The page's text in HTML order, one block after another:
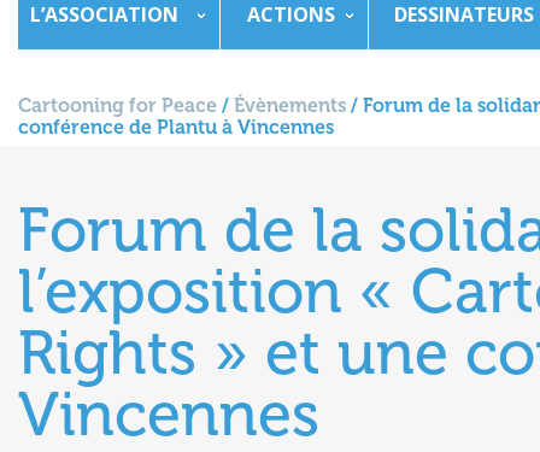
L’ASSOCIATION ACTIONS DESSINATEURS
Cartooning for Peace / Évènements / Forum de la
conférence de Plantu à Vincennes
Forum de la
l’exposition «
Rights » et une
Vincennes